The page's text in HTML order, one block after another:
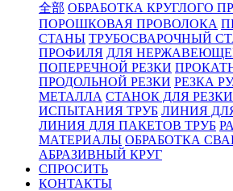
全部 ОБРАБОТКА КРУГЛОГО
ПОРОШКОВАЯ ПРОВОЛОКА
СТАНЫ ТРУБОСВАРОЧНЫЙ
ПРОФИЛЯ ДЛЯ
ПОПЕРЕЧНОЙ РЕЗКИ
ПРОДОЛЬНОЙ РЕЗКИ РЕЗКА
МЕТАЛЛА СТАНОК ДЛЯ
ИСПЫТАНИЯ ТРУБ ЛИНИЯ
ЛИНИЯ ДЛЯ ПАКЕТОВ ТРУБ
МАТЕРИАЛЫ OБРАБОТКА
АБРАЗИВНЫЙ КРУГ
СПРОСИТЬ
КОНТАКТЫ